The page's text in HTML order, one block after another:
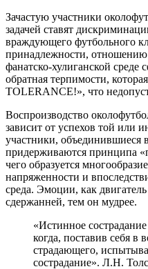
Зачастую участники
задачей ставят
враждующего футбольного
принадлежности,
фанатско-хулиганской среде
обратная терпимости,
TOLERANCE!», что
Воспроизводство
зависит от успехов той или
участники, объединившиеся
придерживаются принципа
чего образуется
напряженности и
среда. Эмоции, как
сдержанней, тем он мудрее.
«Истинное сострадание
когда, поставив себя в
страдающего,
сострадание». Л.Н.